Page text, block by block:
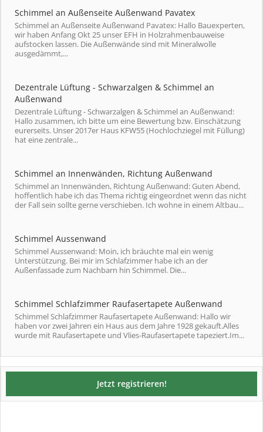
Schimmel an Außenseite Außenwand Pavatex
Schimmel an Außenseite Außenwand Pavatex: Hallo Bauexperten,
wir haben Anfang Okt 25 unser EFH in Holzrahmenbauweise
aufstocken lassen. Die Außenwände sind mit Mineralwolle
ausgedämmt,...
Dezentrale Lüftung - Schwarzalgen & Schimmel an
Außenwand
Dezentrale Lüftung - Schwarzalgen & Schimmel an Außenwand:
Hallo zusammen, ich bitte um eine Bewertung bzw. Einschätzung
eurerseits. Unser 2017er Haus KFW55 (Hochlochziegel mit Füllung)
hat eine zentrale...
Schimmel an Innenwänden, Richtung Außenwand
Schimmel an Innenwänden, Richtung Außenwand: Guten Abend,
hoffentlich habe ich das Thema richtig eingeordnet wenn das nicht
der Fall sein sollte gerne verschieben. Ich wohne in einem Altbau...
Schimmel Aussenwand
Schimmel Aussenwand: Moin, ich bräuchte mal ein wenig
Unterstützung. Bei mir im Schlafzimmer habe ich an der
Außenfassade zum Nachbarn hin Schimmel. Die...
Schimmel Schlafzimmer Raufasertapete Außenwand
Schimmel Schlafzimmer Raufasertapete Außenwand: Hallo wir
haben vor zwei Jahren ein Haus aus dem Jahre 1928 gekauft.Alles
wurde mit Raufasertapete und Vlies-Raufasertapete tapeziert.Im...
Jetzt registrieren!